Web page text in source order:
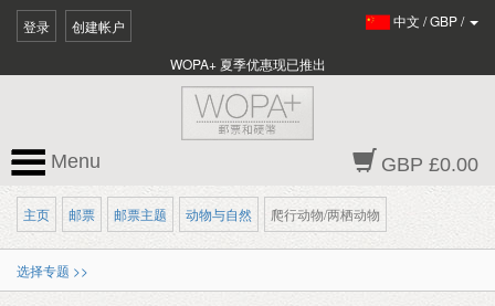
登录 创建帐户 中文 /GBP/
WOPA+ 夏季优惠现已推出
GBP £0.00
Menu
主页 邮票 邮票主题 动物与自然 爬行动物/两栖动物
选择专题 >>